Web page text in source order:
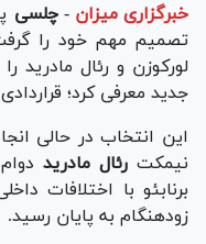
خبرگزاری میزان - چلسی
تصمیم مهم خود را
جدید معرفی کرد؛ قراردادی که از
نیمکترئال مادریددوام
برنابئو با اختلافات
زودهنگام به پایان رسید.